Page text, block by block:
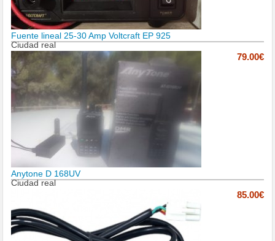
Fuente lineal 25-30 Amp Voltcraft EP 925
Ciudad real
79.00€
Anytone D 168UV
Ciudad real
85.00€